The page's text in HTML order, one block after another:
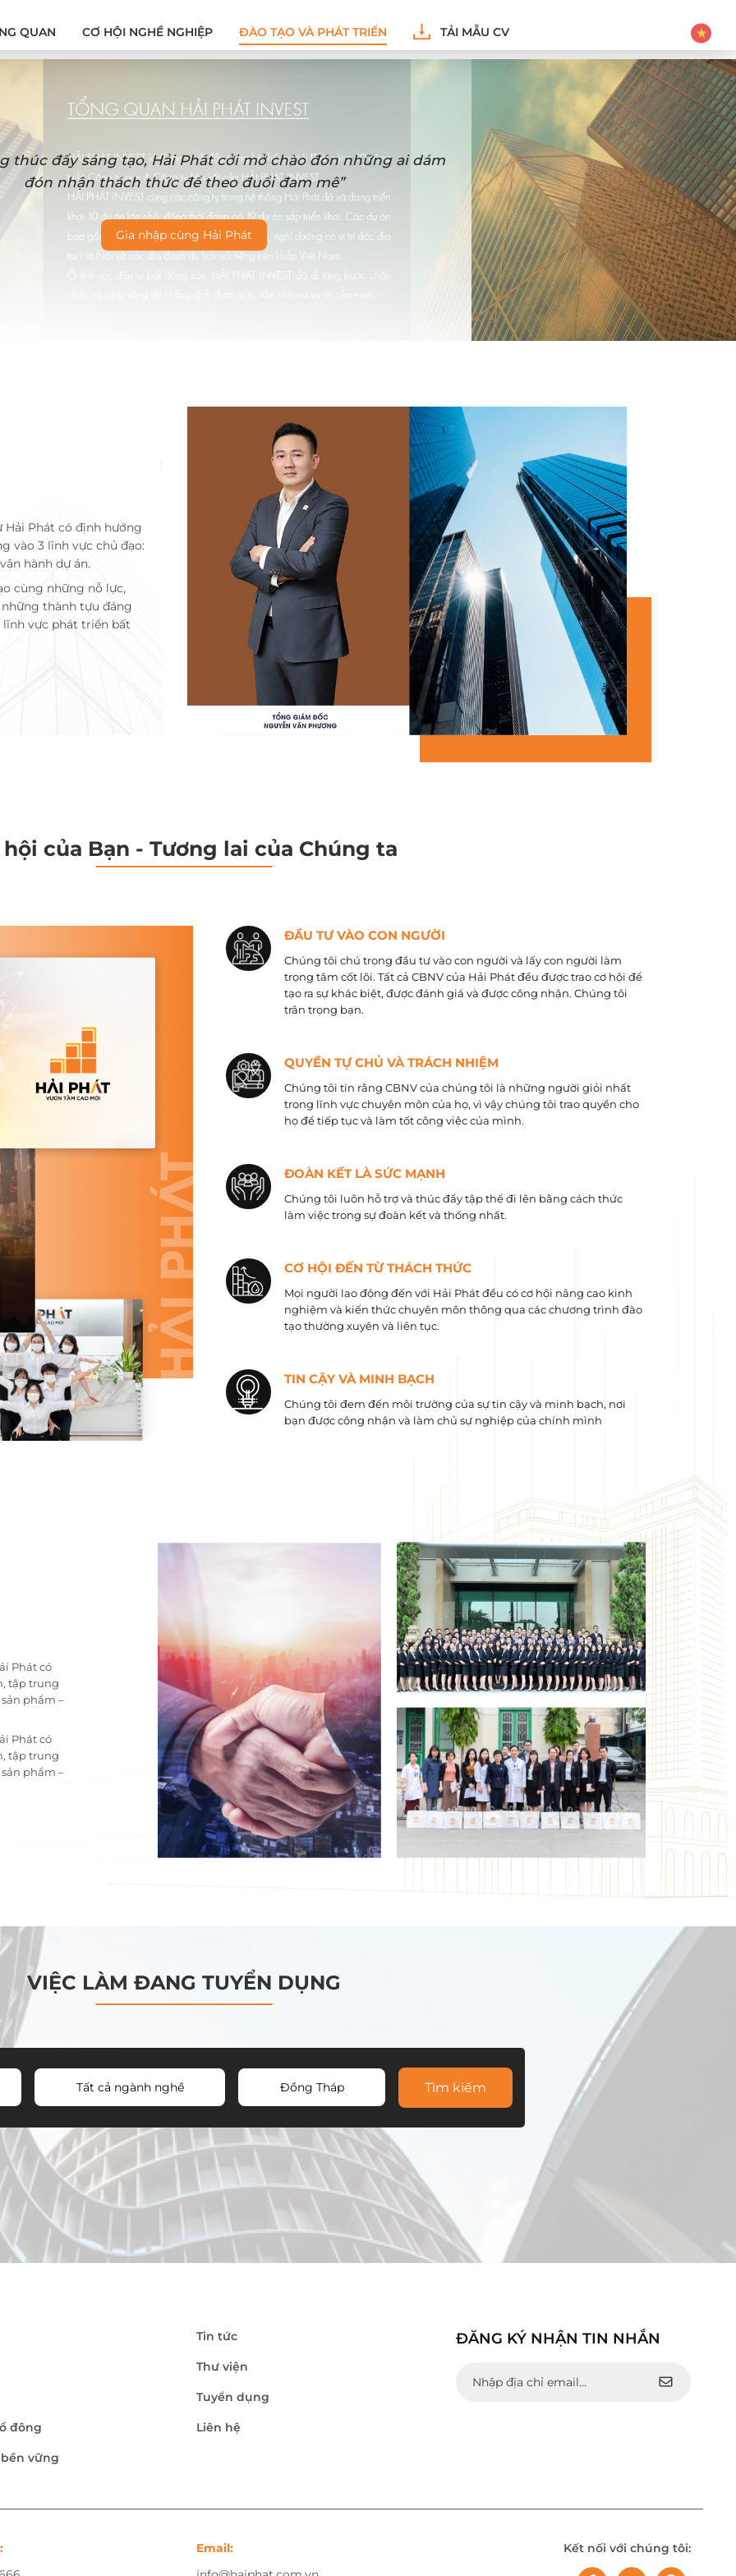
QUAN CƠ HỘI NGHỀ NGHIỆP ĐÀO TẠO VÀ PHÁT TRIỂN TẢI MẪU CV
thúc đẩy sáng tạo, Hải Phát cởi mở chào đón những ai dám
đón nhận thách thức để theo đuổi đam mê”
Gia nhập cùng Hải Phát
Hải Phát có định hướng
vào 3 lĩnh vực chủ đạo:
hành dự án.
cùng những nỗ lực,
những thành tựu đáng
vực phát triển bất
hội của Bạn - Tương lai của Chúng ta
ĐẦU TƯ VÀO CON NGƯỜI
Chúng tôi chú trọng đầu tư vào con người và lấy con người làm
trọng tâm cốt lõi. Tất cả CBNV của Hải Phát đều được trao cơ hội để
tạo ra sự khác biệt, được đánh giá và được công nhận. Chúng tôi
trân trọng bạn.
QUYỀN TỰ CHỦ VÀ TRÁCH NHIỆM
Chúng tôi tin rằng CBNV của chúng tôi là những người giỏi nhất
trong lĩnh vực chuyên môn của họ, vì vậy chúng tôi trao quyền cho
họ để tiếp tục và làm tốt công việc của mình.
ĐOÀN KẾT LÀ SỨC MẠNH
Chúng tôi luôn hỗ trợ và thúc đẩy tập thể đi lên bằng cách thức
làm việc trong sự đoàn kết và thống nhất.
CƠ HỘI ĐẾN TỪ THÁCH THỨC
Mọi người lao động đến với Hải Phát đều có cơ hội nâng cao kinh
nghiệm và kiến ​​thức chuyên môn thông qua các chương trình đào
tạo thường xuyên và liên tục.
TIN CẬY VÀ MINH BẠCH
Chúng tôi đem đến môi trường của sự tin cậy và minh bạch, nơi
bạn được công nhận và làm chủ sự nghiệp của chính mình
Phát có
tập trung
phẩm –
Phát có
tập trung
phẩm –
VIỆC LÀM ĐANG TUYỂN DỤNG
Tất cả ngành nghề Đồng Tháp Tìm kiếm
đông
vững
Tin tức
Thư viện
Tuyển dụng
Liên hệ
ĐĂNG KÝ NHẬN TIN NHẮN
Email:
Kết nối với chúng tôi: